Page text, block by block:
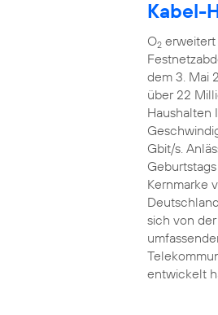
Kabel-
O2erweitert
dem 3. Mai
über 22
Haushalten
Gbit/s.
Kernmarke
sich von
entwickelt